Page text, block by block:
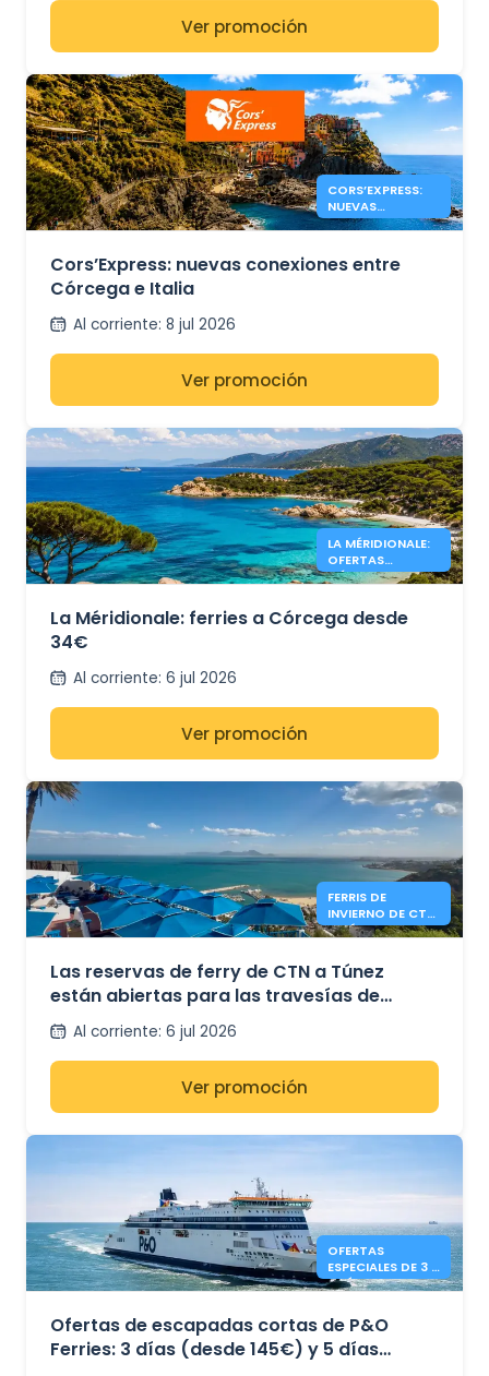
Ver promoción
CORS’EXPRESS:
NUEVAS
CONEXIONES
Cors’Express: nuevas conexiones entre
Córcega e Italia
Al corriente: 8 jul 2026
Ver promoción
LA MÉRIDIONALE:
OFERTAS
CÓRCEGA DESDE
La Méridionale: ferries a Córcega desde
34€
Al corriente: 6 jul 2026
Ver promoción
FERRIS DE
INVIERNO DE CTN
A TÚNEZ DESDE
GÉNOVA
Las reservas de ferry de CTN a Túnez
están abiertas para las travesías de
invierno desde Marsella y Génova.
Al corriente: 6 jul 2026
Ver promoción
OFERTAS
ESPECIALES DE 3 Y
5 DÍAS DE P&O
Ofertas de escapadas cortas de P&O
Ferries: 3 días (desde 145€) y 5 días